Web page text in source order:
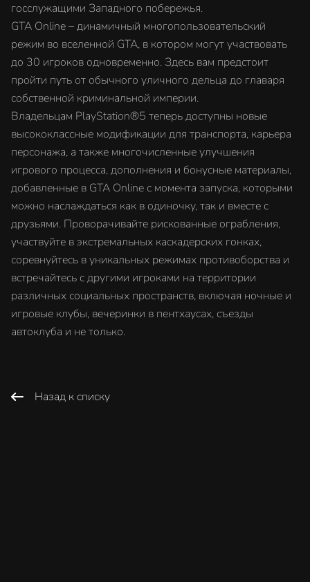
госслужащими Западного побережья.
GTA Online – динамичный многопользовательский
режим во вселенной GTA, в котором могут участвовать
до 30 игроков одновременно. Здесь вам предстоит
пройти путь от обычного уличного дельца до главаря
собственной криминальной империи.
Владельцам PlayStation®5 теперь доступны новые
высококлассные модификации для транспорта, карьера
персонажа, а также многочисленные улучшения
игрового процесса, дополнения и бонусные материалы,
добавленные в GTA Online с момента запуска, которыми
можно наслаждаться как в одиночку, так и вместе с
друзьями. Проворачивайте рискованные ограбления,
участвуйте в экстремальных каскадерских гонках,
соревнуйтесь в уникальных режимах противоборства и
встречайтесь с другими игроками на территории
различных социальных пространств, включая ночные и
игровые клубы, вечеринки в пентхаусах, съезды
автоклуба и не только.
Назад к списку